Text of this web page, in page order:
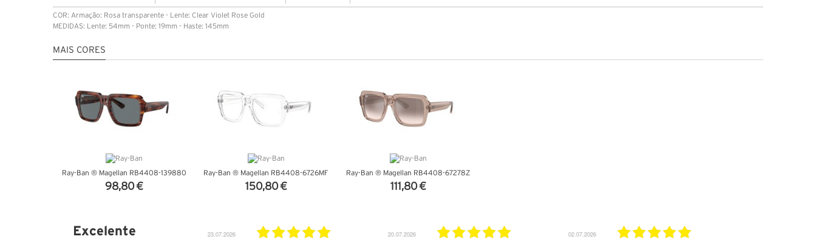
COR: Armação: Rosa transparente - Lente: Clear Violet Rose Gold
MEDIDAS: Lente: 54mm - Ponte: 19mm - Haste: 145mm
MAIS CORES
Ray-Ban ® Magellan RB4408-139880
98,80 €
Ray-Ban ® Magellan RB4408-6726MF
150,80 €
Ray-Ban ® Magellan RB4408-67278Z
111,80 €
Excelente 20.07.2026 02.07.2026 02.07.2026